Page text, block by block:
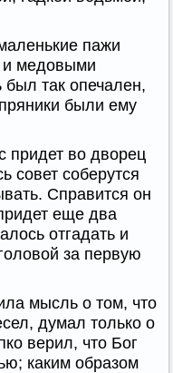
пажи
и медовыми
был так опечален,
были ему
придет во дворец
совет соберутся
Справится он
еще два
отгадать и
за первую
мысль о том, что
думал только о
верил, что Бог
каким образом